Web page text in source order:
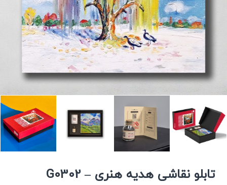
تابلو نقاشی هدیه هنری – G0302